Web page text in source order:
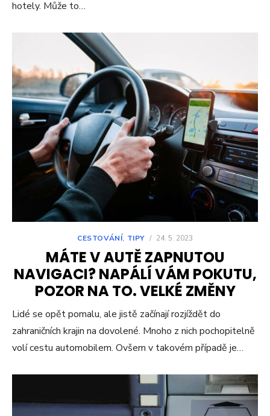
hotely. Může to…
CESTOVÁNÍ, TIPY / 24. 5. 2023
MÁTE V AUTĚ ZAPNUTOU
NAVIGACI? NAPÁLÍ VÁM POKUTU,
POZOR NA TO. VELKÉ ZMĚNY
Lidé se opět pomalu, ale jistě začínají rozjíždět do
zahraničních krajin na dovolené. Mnoho z nich pochopitelně
volí cestu automobilem. Ovšem v takovém případě je…